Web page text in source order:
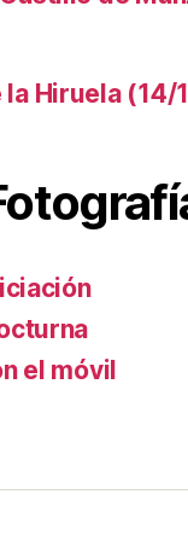
Hiruela (14/
el móvil